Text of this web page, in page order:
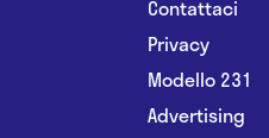
Contattaci
Privacy
Modello 231
Advertising